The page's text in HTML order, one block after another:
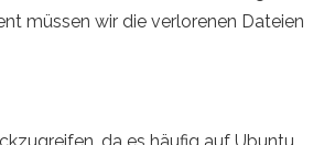
müssen wir die verlorenen Dateien